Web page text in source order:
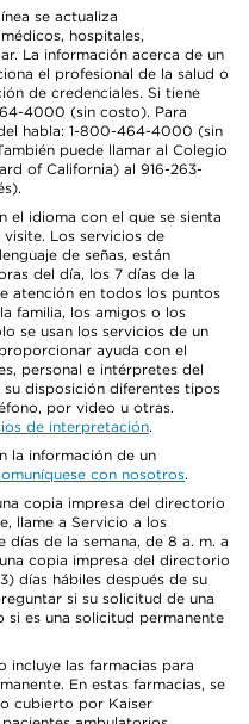
se actualiza
hospitales,
La información acerca de un
el profesional de la salud o
de credenciales. Si tiene
4000 (sin costo). Para
habla: 1-800-464-4000 (sin
puede llamar al Colegio
of California) al 916-263-
el idioma con el que se sienta
Los servicios de
de señas, están
del día, los 7 días de la
atención en todos los puntos
familia, los amigos o los
se usan los servicios de un
ayuda con el
personal e intérpretes del
disposición diferentes tipos
por video u otras.
de interpretación.
la información de un
con nosotros.
copia impresa del directorio
llame a Servicio a los
días de la semana, de 8 a. m. a
copia impresa del directorio
días hábiles después de su
si su solicitud de una
si es una solicitud permanente
incluye las farmacias para
En estas farmacias, se
cubierto por Kaiser